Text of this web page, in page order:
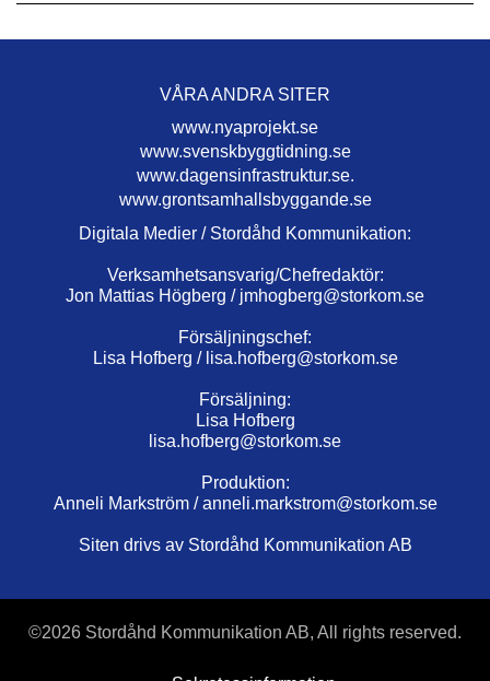
VÅRA ANDRA SITER
www.nyaprojekt.se
www.svenskbyggtidning.se
www.dagensinfrastruktur.se.
www.grontsamhallsbyggande.se
Digitala Medier / Stordåhd Kommunikation:
Verksamhetsansvarig/Chefredaktör:
Jon Mattias Högberg / jmhogberg@storkom.se
Försäljningschef:
Lisa Hofberg / lisa.hofberg@storkom.se
Försäljning:
Lisa Hofberg
lisa.hofberg@storkom.se
Produktion:
Anneli Markström /anneli.markstrom@storkom.se
Siten drivs av Stordåhd Kommunikation AB
©2026 Stordåhd Kommunikation AB, All rights reserved.